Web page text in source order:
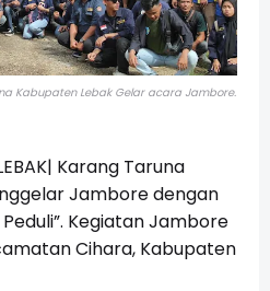
Kabupaten Lebak Gelar acara Jambore.
Karang Taruna
Jambore dengan
Kegiatan Jambore
Cihara, Kabupaten